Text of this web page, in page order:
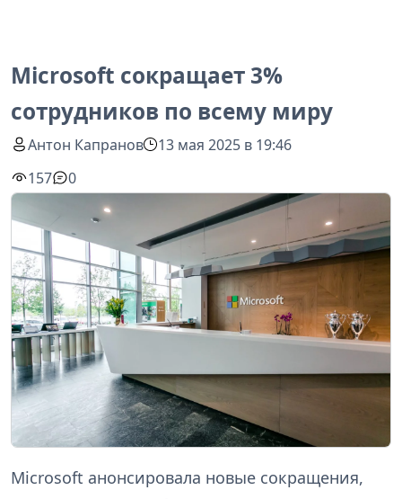
Microsoft сокращает 3%
сотрудников по всему миру
Антон Капранов
13 мая 2025 в 19:46
157
0
Microsoft анонсировала новые сокращения,